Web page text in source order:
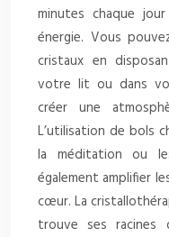
minutes chaque
énergie. Vous
cristaux en
votre lit ou dans
créer une
L’utilisation de bols
la méditation ou
également amplifier
cœur. La
trouve ses racines